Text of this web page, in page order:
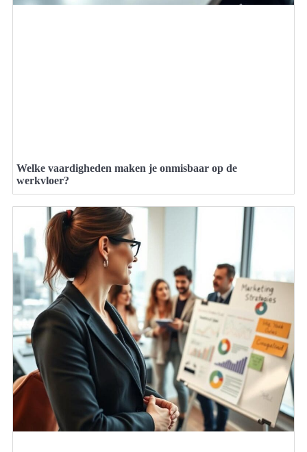
Welke vaardigheden maken je onmisbaar op de
werkvloer?